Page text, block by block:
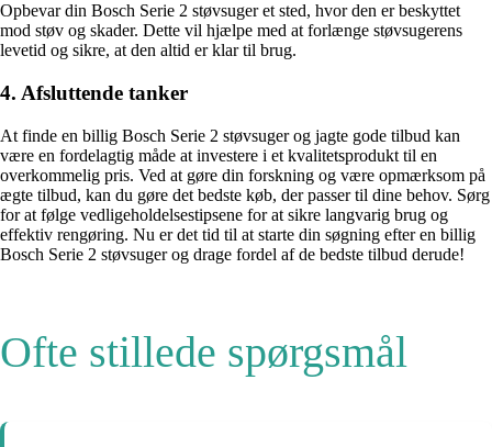
Opbevar din Bosch Serie 2 støvsuger et sted, hvor den er beskyttet
mod støv og skader. Dette vil hjælpe med at forlænge støvsugerens
levetid og sikre, at den altid er klar til brug.
4. Afsluttende tanker
At finde en billig Bosch Serie 2 støvsuger og jagte gode tilbud kan
være en fordelagtig måde at investere i et kvalitetsprodukt til en
overkommelig pris. Ved at gøre din forskning og være opmærksom på
ægte tilbud, kan du gøre det bedste køb, der passer til dine behov. Sørg
for at følge vedligeholdelsestipsene for at sikre langvarig brug og
effektiv rengøring. Nu er det tid til at starte din søgning efter en billig
Bosch Serie 2 støvsuger og drage fordel af de bedste tilbud derude!
Ofte stillede spørgsmål